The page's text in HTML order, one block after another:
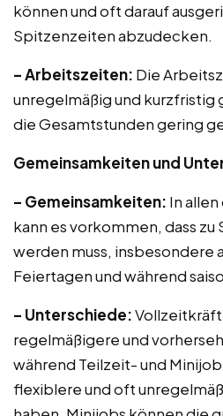
können und oft darauf
Spitzenzeiten abzudecken.
– Arbeitszeiten: Die
unregelmäßig und kurzfristig
die Gesamtstunden gering
Gemeinsamkeiten und
– Gemeinsamkeiten: In
kann es vorkommen, dass
werden muss, insbesondere
Feiertagen und während
– Unterschiede:
regelmäßigere und
während Teilzeit- und
flexiblere und oft